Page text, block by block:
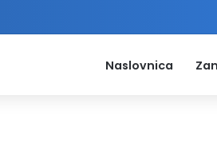
Naslovnica